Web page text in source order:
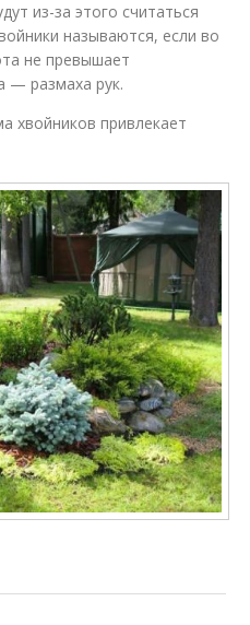
из-за этого считаться
называются, если во
не превышает
— размаха рук.
хвойников привлекает